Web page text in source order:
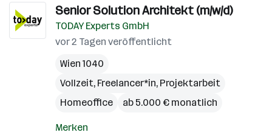
Senior Solution Architekt (m/w/d)
TODAY Experts GmbH
vor 2 Tagen veröffentlicht
Wien 1040
Vollzeit, Freelancer*in, Projektarbeit
Homeoffice
ab 5.000 € monatlich
Merken